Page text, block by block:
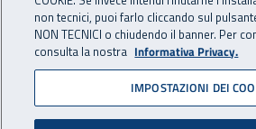
Report Pre.Vi.S
2020 - L’attività
per il
non tecnici, puoi farlo cliccando sul pulsante
NON TECNICI o chiudendo il banner. Per
consulta la nostra Informativa Privacy.
IMPOSTAZIONI DEI